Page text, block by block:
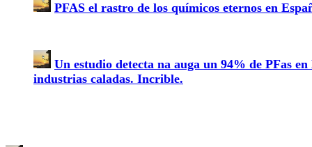
PFAS el rastro de los químicos eternos en
Un estudio detecta na auga un 94% de PFas
industrias caladas. Incrible.